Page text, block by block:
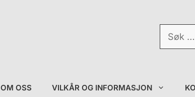
Søk
OM OSS VILKÅR OG INFORMASJON